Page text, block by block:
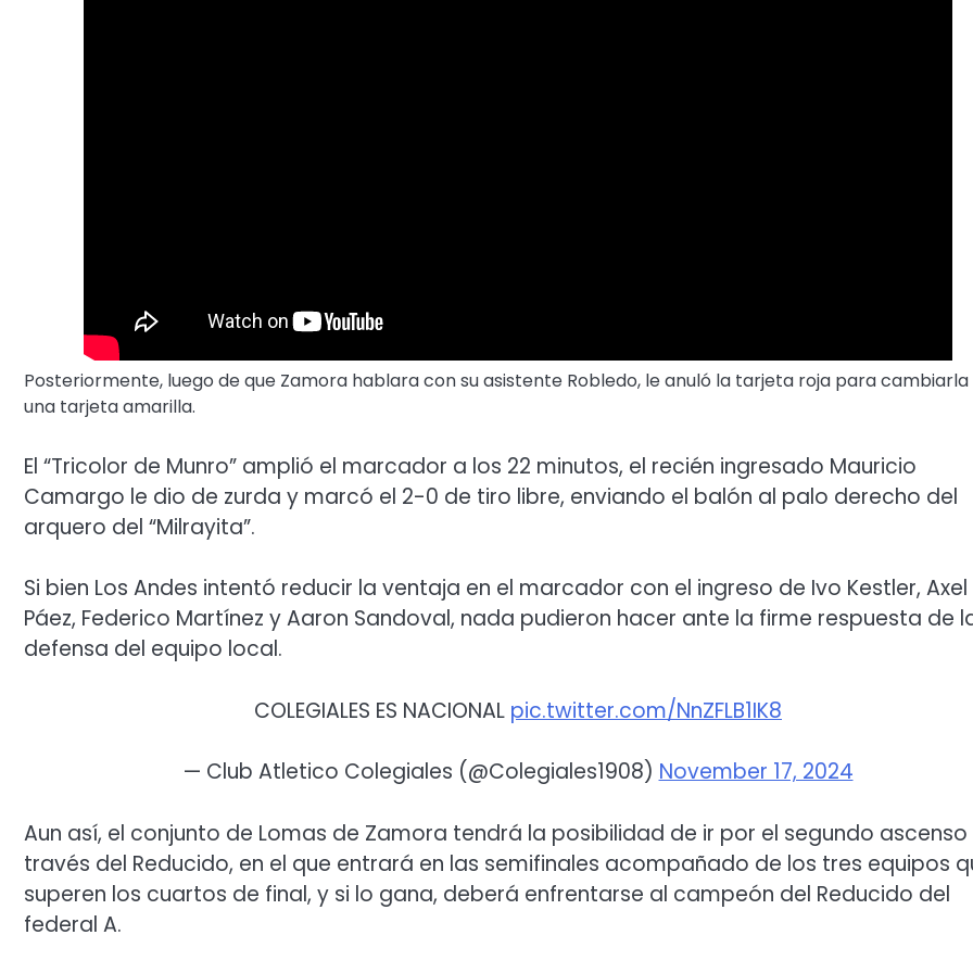
Posteriormente, luego de que Zamora hablara con su asistente Robledo, le anuló la tarjeta roja para
una tarjeta amarilla.
El “Tricolor de Munro” amplió el marcador a los 22 minutos, el recién ingresado Mauricio
Camargo le dio de zurda y marcó el 2-0 de tiro libre, enviando el balón al palo derecho del
arquero del “Milrayita”.
Si bien Los Andes intentó reducir la ventaja en el marcador con el ingreso de Ivo Kestler, Axel
Páez, Federico Martínez y Aaron Sandoval, nada pudieron hacer ante la firme respuesta de
defensa del equipo local.
COLEGIALES ES NACIONAL pic.twitter.com/NnZFLB1IK8
— Club Atletico Colegiales (@Colegiales1908) November 17, 2024
Aun así, el conjunto de Lomas de Zamora tendrá la posibilidad de ir por el segundo
través del Reducido, en el que entrará en las semifinales acompañado de los tres equipos
superen los cuartos de final, y si lo gana, deberá enfrentarse al campeón del Reducido del
federal A.